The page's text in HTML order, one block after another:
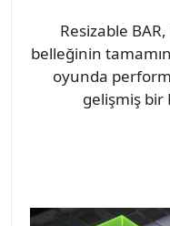
Resizable
belleğinin
oyunda
gelişmiş bir